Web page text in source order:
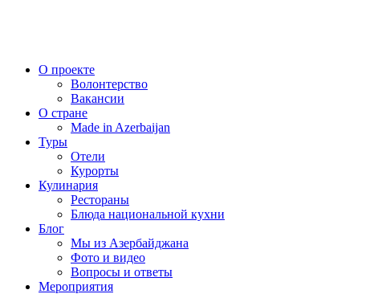
О проекте
Волонтерство
Вакансии
О стране
Made in Azerbaijan
Туры
Отели
Курорты
Кулинария
Рестораны
Блюда национальной кухни
Блог
Мы из Азербайджана
Фото и видео
Вопросы и ответы
Мероприятия